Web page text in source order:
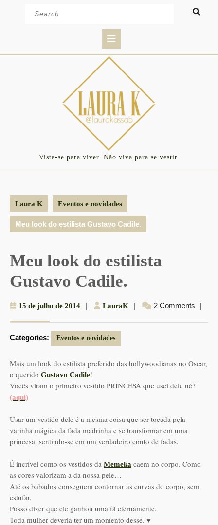
Button
Vista-se para viver. Não viva para se vestir.
Laura K Eventos e novidades
Meu look do estilista Gustavo Cadile.
Meu look do estilista
Gustavo Cadile.
15 de julho de 201415
de
2014
| LauraK LauraK
| 2 Comments |
Categories: Eventos e novidades
Mais um look do estilista preferido das hollywoodianas no Oscar,
o querido Gustavo Cadile!
Vocês viram o primeiro vestido PRINCESA que usei dele né?
(aqui)
Usar um vestido dele é a mesma coisa que ser tocada pela
varinha mágica da fada madrinha e se transformar em uma
princesa, sentindo-se em um verdadeiro conto de fadas.
É incrível como os vestidos da Memeka caem no corpo. Como
as cores valorizam a da nossa pele…
Até os babados conseguem contornar as curvas do corpo, sem
estufar.
Posso dizer que ele ganhou uma fã eternamente.
Toda mulher deveria ter um momento desse. ♥